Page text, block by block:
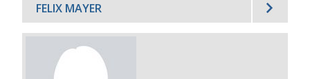
FELIX MAYER